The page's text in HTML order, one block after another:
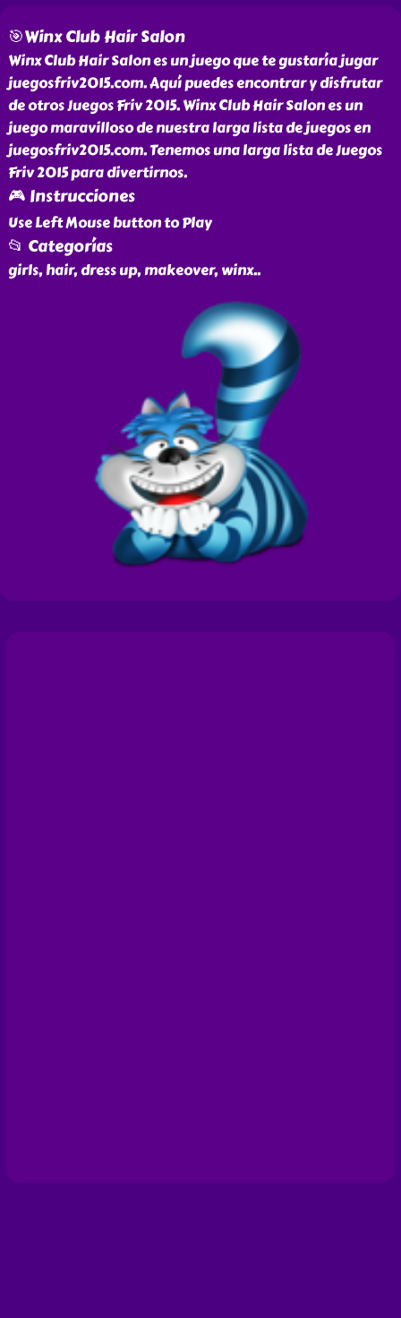
🎯Winx Club Hair Salon
Winx Club Hair Salon es un juego que te gustaría jugar
juegosfriv2015.com. Aquí puedes encontrar y disfrutar
de otros Juegos Friv 2015. Winx Club Hair Salon es un
juego maravilloso de nuestra larga lista de juegos en
juegosfriv2015.com. Tenemos una larga lista de Juegos
Friv 2015 para divertirnos.
🎮 Instrucciones
Use Left Mouse button to Play
📂 Categorías
girls, hair, dress up, makeover, winx..